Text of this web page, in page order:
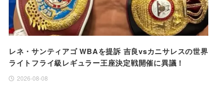
レネ・サンティアゴ WBAを提訴 吉良vsカニサレスの世界
ライトフライ級レギュラー王座決定戦開催に異議！
2026-08-08